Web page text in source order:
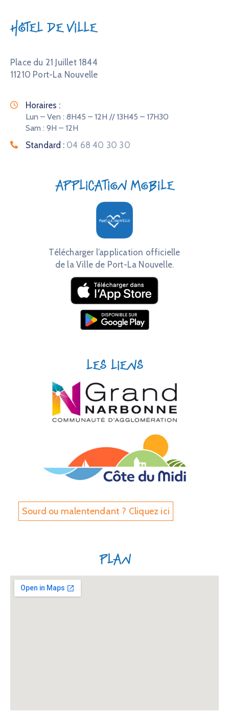
Hôtel de Ville
Place du 21 Juillet 1844
11210 Port-La Nouvelle
Horaires :
Lun – Ven : 8H45 – 12H // 13H45 – 17H30
Sam : 9H – 12H
Standard : 04 68 40 30 30
Application mobile
Télécharger l’application officielle
de la Ville de Port-La Nouvelle.
Les liens
Sourd ou malentendant ? Cliquez ici
Plan